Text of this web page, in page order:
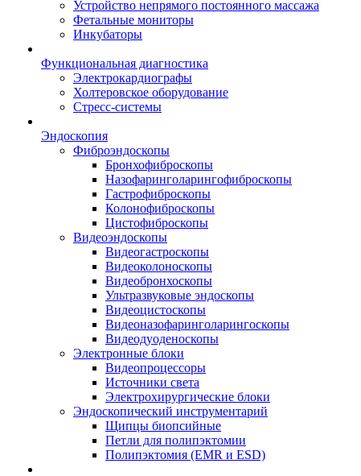
Устройство непрямого постоянного массажа
Фетальные мониторы
Инкубаторы
Функциональная диагностика
Электрокардиографы
Холтеровское оборудование
Стресс-системы
Эндоскопия
Фиброэндоскопы
Бронхофиброскопы
Назофаринголарингофиброскопы
Гастрофиброскопы
Колонофиброскопы
Цистофиброскопы
Видеоэндоскопы
Видеогастроскопы
Видеоколоноскопы
Видеобронхоскопы
Ультразвуковые эндоскопы
Видеоцистоскопы
Видеоназофаринголарингоскопы
Видеодуоденоскопы
Электронные блоки
Видеопроцессоры
Источники света
Электрохирургические блоки
Эндоскопический инструментарий
Щипцы биопсийные
Петли для полипэктомии
Полипэктомия (EMR и ESD)